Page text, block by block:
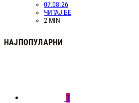
07.08.26
ЧИТАЈ БЕ
2 MIN
НАЈПОПУЛАРНИ
1